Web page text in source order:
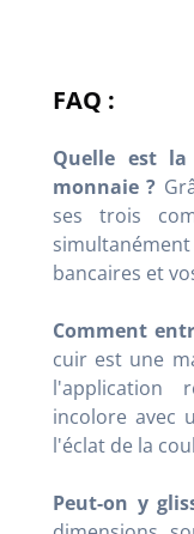
FAQ :
Quelle est
monnaie ?
ses trois
bancaires et
Comment
cuir est une
l'application
incolore avec
l'éclat de la
Peut-on y